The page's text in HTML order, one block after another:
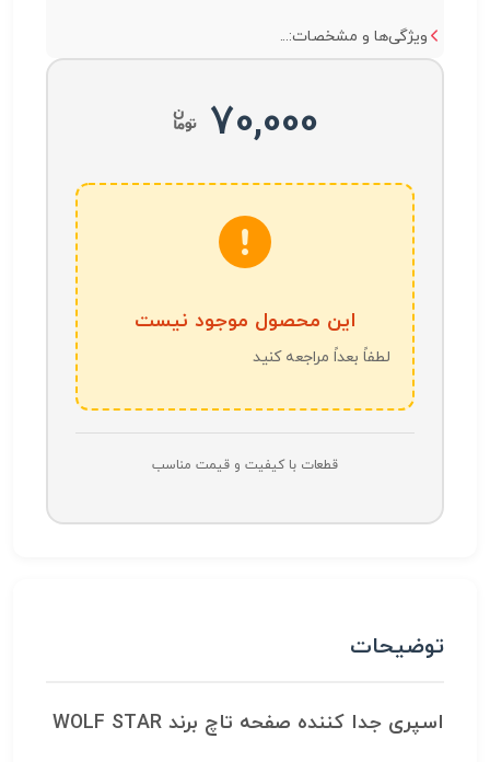
ویژگی‌ها و مشخصات:...
70,000
این محصول موجود نیست
لطفاً بعداً مراجعه کنید
قطعات با کیفیت و قیمت مناسب
توضیحات
اسپری جدا کننده صفحه تاچ برند WOLF STAR